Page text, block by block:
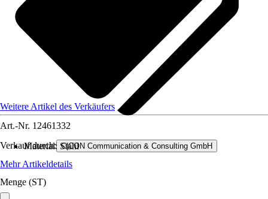
Verkauf durch: C|CON Communication & Consulting GmbH
Weitere Artikel des Verkäufers
Art.-Nr. 12461332
Material: Stahl
Mehr Artikeldetails
Menge (ST)